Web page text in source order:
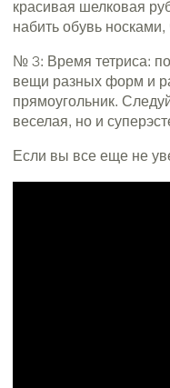
красивая шелковая
набить обувь
№ 3: Время тетриса: по
вещи разных форм и
прямоугольник.
веселая, но и
Если вы все еще не